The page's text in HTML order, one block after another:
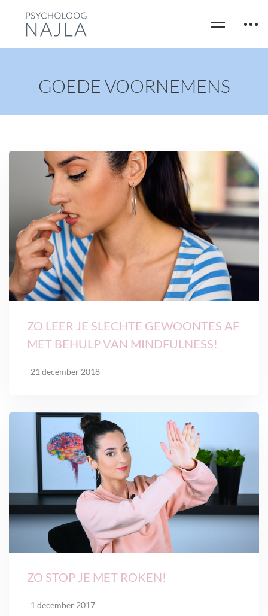
GOEDE VOORNEMENS
ZO LEER JE SLECHTE GEWOONTES AF
MET BEHULP VAN MINDFULNESS!
21 december 2018
ZO STOP JE MET ROKEN!
1 december 2017